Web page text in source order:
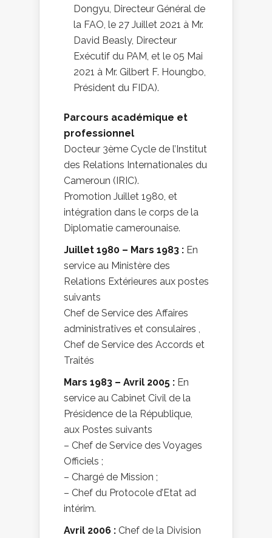
Dongyu, Directeur Général de
la FAO, le 27 Juillet 2021 à Mr.
David Beasly, Directeur
Exécutif du PAM, et le 05 Mai
2021 à Mr. Gilbert F. Houngbo,
Président du FIDA).
Parcours académique et
professionnel
Docteur 3ème Cycle de l’Institut
des Relations Internationales du
Cameroun (IRIC).
Promotion Juillet 1980, et
intégration dans le corps de la
Diplomatie camerounaise.
Juillet 1980 – Mars 1983 : En
service au Ministère des
Relations Extérieures aux postes
suivants
Chef de Service des Affaires
administratives et consulaires ,
Chef de Service des Accords et
Traités
Mars 1983 – Avril 2005 : En
service au Cabinet Civil de la
Présidence de la République,
aux Postes suivants
– Chef de Service des Voyages
Officiels ;
– Chargé de Mission ;
– Chef du Protocole d’Etat ad
intérim.
Avril 2006 : Chef de la Division